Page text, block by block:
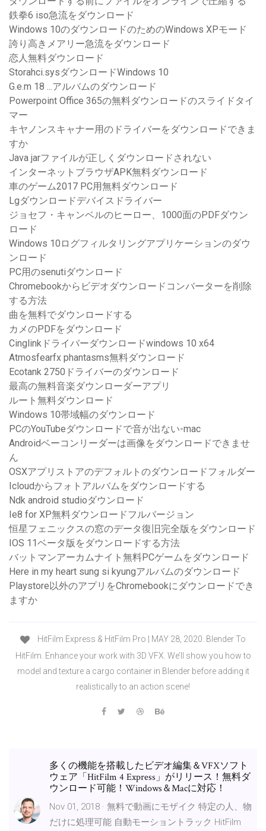
鉄拳6 iso急流をダウンロード
Windows 10のダウンロードのためのWindows XPモード
誇り高きメアリー急流をダウンロード
恋人無料ダウンロード
Storahci.sysダウンロードWindows 10
G.e.m 18 ...アルバムのダウンロード
Powerpoint Office 365の無料ダウンロードのスライドタイ
マー
キヤノンスキャナー用のドライバーをダウンロードできま
すか
Java jarファイルが正しくダウンロードされない
インターネットブラウザAPK無料ダウンロード
車のゲーム2017 PC用無料ダウンロード
Lgダウンロードデバイスドライバー
ジョセフ・キャンベルのヒーロー、1000面のPDFダウン
ロード
Windows 10ログフィルタリングアプリケーションのダウ
ンロード
PC用のsenutiダウンロード
Chromebookからビデオダウンロードコンバーターを削除
する方法
曲を無料でダウンロードする
カメのPDFをダウンロード
Cinglinkドライバーダウンロードwindows 10 x64
Atmosfearfx phantasms無料ダウンロード
Ecotank 2750ドライバーのダウンロード
最高の無料音楽ダウンローダーアプリ
ルート無料ダウンロード
Windows 10帯域幅のダウンロード
PCのYouTubeダウンロードで音が出ない-mac
Androidベーコンリーダーは画像をダウンロードできませ
ん
OSXアプリストアのデフォルトのダウンロードフォルダー
Icloudからフォトアルバムをダウンロードする
Ndk android studioダウンロード
Ie8 for XP無料ダウンロードフルバージョン
恒星フェニックスの窓のデータ復旧完全版をダウンロード
IOS 11ベータ版をダウンロードする方法
バットマンアーカムナイト無料PCゲームをダウンロード
Here in my heart sung si kyungアルバムのダウンロード
Playstore以外のアプリをChromebookにダウンロードでき
ますか
HitFilm Express & HitFilm Pro | MAY 28, 2020. Blender To
HitFilm. Enhance your work with 3D VFX. We’ll show you how to
model and texture a cargo container in Blender before adding it
realistically to an action scene!
多くの機能を搭載したビデオ編集＆VFXソフト
ウェア「HitFilm 4 Express」がリリース！無料ダ
ウンロード可能！Windows＆Macに対応！
Nov 01, 2018 · 無料で動画にモザイク 特定の人、物
だけに処理可能 自動モーショントラック HitFilm